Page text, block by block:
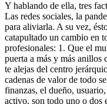
Y hablando de ella, tres
Las redes sociales, la
para aliviarla. A su vez,
catapultado un cambio en
profesionales: 1. Que el
puerta a más y más anillos
te alejas del centro
cadenas de valor de todo
finanzas, el dueño,
activo, son todo uno o dos